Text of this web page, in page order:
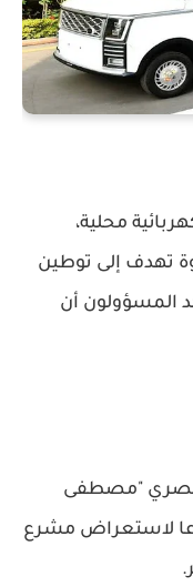
محلية،
تهدف إلى توطين
المسؤولون أن
"مصطفى
لاستعراض مشرع